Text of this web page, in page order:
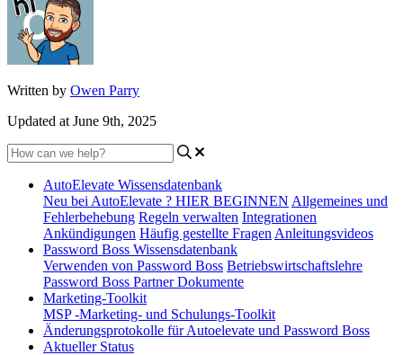
Written by Owen Parry
Updated at June 9th, 2025
AutoElevate Wissensdatenbank
Neu bei AutoElevate ? HIER BEGINNEN Allgemeines und
Fehlerbehebung Regeln verwalten Integrationen
Ankündigungen Häufig gestellte Fragen Anleitungsvideos
Password Boss Wissensdatenbank
Verwenden von Password Boss Betriebswirtschaftslehre
Password Boss Partner Dokumente
Marketing-Toolkit
MSP -Marketing- und Schulungs-Toolkit
Änderungsprotokolle für Autoelevate und Password Boss
Aktueller Status